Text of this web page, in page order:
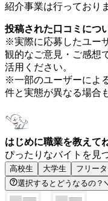
紹介事業は行っており
投稿された口コミにつ
※実際に応募したユー
観的なご意見・ご感想
活用ください。
※一部のユーザーによ
件と実態が異なる場合
はじめに職業を教えて
ぴったりなバイトを見
高校生 大学生 フリー
選択するとどうなるの？